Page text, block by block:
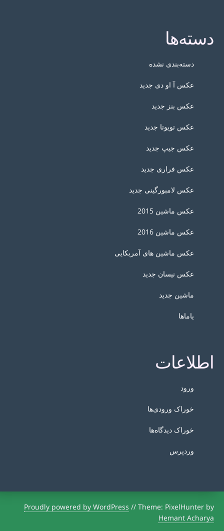
دسته‌ها
دسته‌بندی نشده
عکس آ او دی جدید
عکس بنز جدید
عکس تویوتا جدید
عکس جیپ جدید
عکس فراری جدید
عکس لامبورگینی جدید
عکس ماشین 2015
عکس ماشین 2016
عکس ماشین های آمربکایی
عکس نیسان جدید
ماشین جدید
یاماها
اطلاعات
ورود
خوراک ورودی‌ها
خوراک دیدگاه‌ها
وردپرس
Proudly powered by WordPress // Theme: PixelHunter by
Hemant Acharya